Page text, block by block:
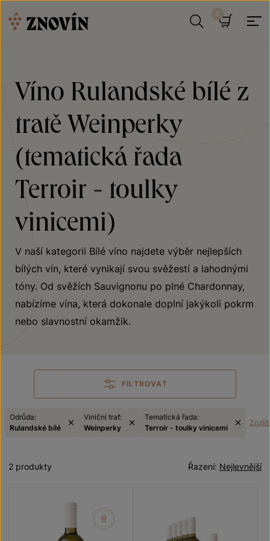
Víno Rulandské bílé z
tratě Weinperky
(tematická řada
Terroir - toulky
vinicemi)
V naší kategorii Bílé víno najdete výběr nejlepších
bílých vín, které vynikají svou svěžestí a lahodnými
tóny. Od svěžích Sauvignonu po plné Chardonnay,
nabízíme vína, která dokonale doplní jakýkoli pokrm
nebo slavnostní okamžik.
FILTROVAT
Odrůda:
Rulandské bílé
Viniční trať:
Weinperky
Tematická řada:
Terroir - toulky vinicemi
Nejlevnější
Řazení:
2 produkty